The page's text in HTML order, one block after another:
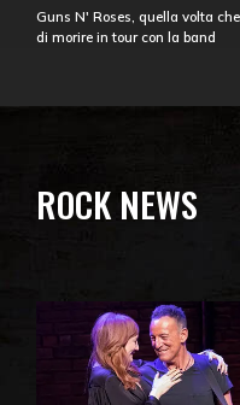
Guns N' Roses, quella volta
di morire in tour con la band
ROCK NEWS